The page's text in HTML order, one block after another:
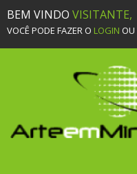
BEM VINDO VISITANTE,
VOCÊ PODE FAZER O LOGIN OU